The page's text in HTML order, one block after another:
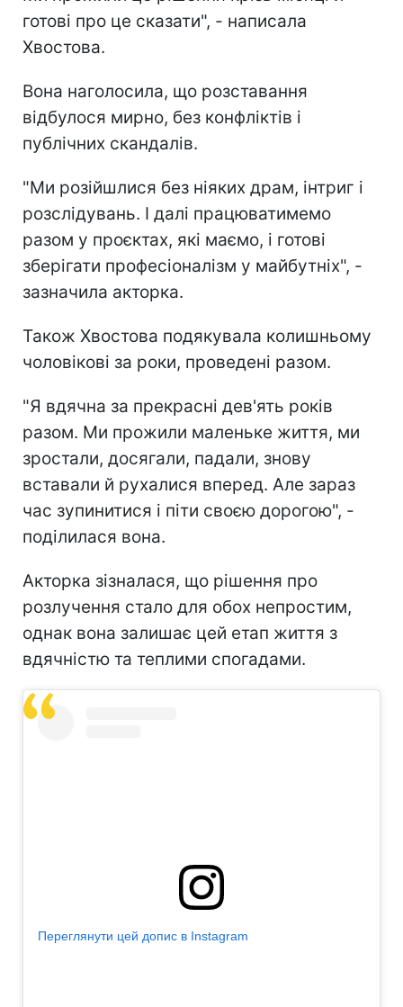
готові про це сказати", - написала
Хвостова.
Вона наголосила, що розставання
відбулося мирно, без конфліктів і
публічних скандалів.
"Ми розійшлися без ніяких драм, інтриг і
розслідувань. І далі працюватимемо
разом у проєктах, які маємо, і готові
зберігати професіоналізм у майбутніх", -
зазначила акторка.
Також Хвостова подякувала колишньому
чоловікові за роки, проведені разом.
"Я вдячна за прекрасні дев'ять років
разом. Ми прожили маленьке життя, ми
зростали, досягали, падали, знову
вставали й рухалися вперед. Але зараз
час зупинитися і піти своєю дорогою", -
поділилася вона.
Акторка зізналася, що рішення про
розлучення стало для обох непростим,
однак вона залишає цей етап життя з
вдячністю та теплими спогадами.
Переглянути цей допис в Instagram